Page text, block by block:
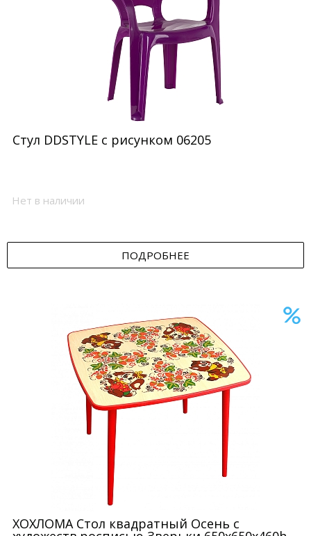
Эксклюзив
Состав сырья
Нагрузка
Страна производитель
Возраст ребенка
Стул DDSTYLE с рисунком 06205
Нет в наличии
ПОДРОБНЕЕ
ХОХЛОМА Стол квадратный Осень с